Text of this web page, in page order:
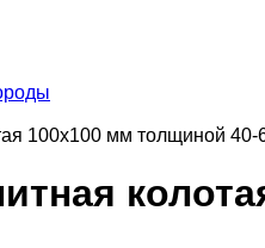
100х100 мм толщиной